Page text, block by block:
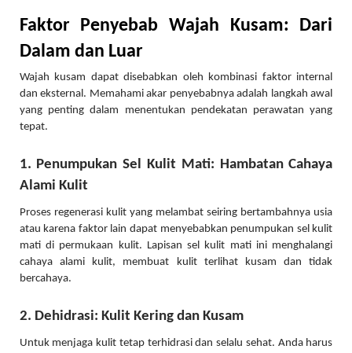
Faktor Penyebab Wajah Kusam: Dari
Dalam dan Luar
Wajah kusam dapat disebabkan oleh kombinasi faktor internal
dan eksternal. Memahami akar penyebabnya adalah langkah awal
yang penting dalam menentukan pendekatan perawatan yang
tepat.
1. Penumpukan Sel Kulit Mati: Hambatan Cahaya
Alami Kulit
Proses regenerasi kulit yang melambat seiring bertambahnya usia
atau karena faktor lain dapat menyebabkan penumpukan sel kulit
mati di permukaan kulit. Lapisan sel kulit mati ini menghalangi
cahaya alami kulit, membuat kulit terlihat kusam dan tidak
bercahaya.
2. Dehidrasi: Kulit Kering dan Kusam
Untuk menjaga kulit tetap terhidrasi dan selalu sehat. Anda harus